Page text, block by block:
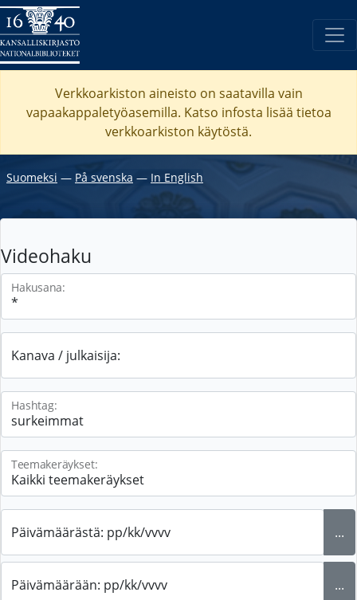
Verkkoarkiston aineisto on saatavilla vain
vapaakappaletyöasemilla. Katso infosta lisää tietoa
verkkoarkiston käytöstä.
Suomeksi ― På svenska ― In English
Videohaku
Hakusana:
Kanava / julkaisija:
Hashtag:
Teemakeräykset:
Päivämäärästä: pp/kk/vvvv ...
Päivämäärään: pp/kk/vvvv ...